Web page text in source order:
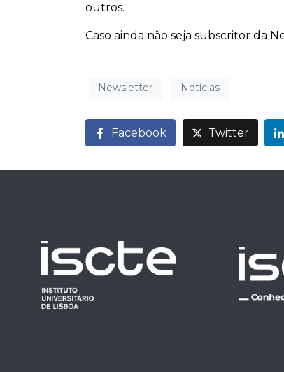
outros.
Caso ainda não seja subscritor da
Newsletter Notícias
Facebook Twitter